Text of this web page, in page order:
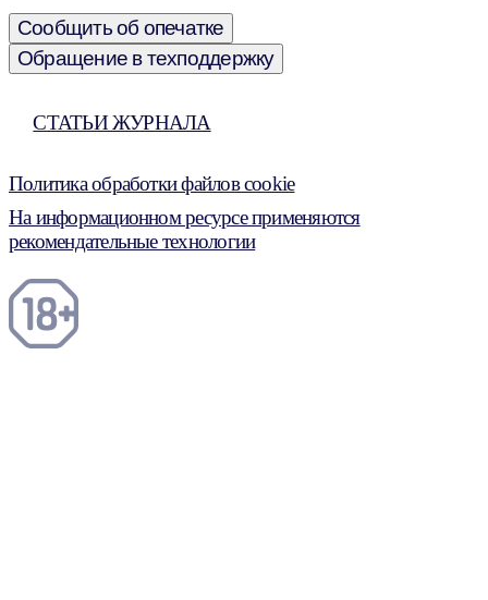
Сообщить об опечатке
Обращение в техподдержку
СТАТЬИ ЖУРНАЛА
Политика обработки файлов cookie
На информационном ресурсе применяются
рекомендательные технологии